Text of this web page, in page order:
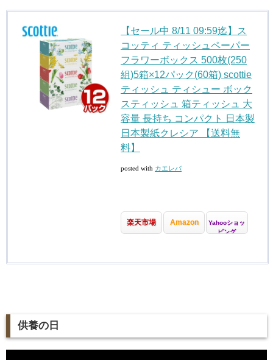
【セール中 8/11 09:59迄】ス
コッティ ティッシュペーパー
フラワーボックス 500枚(250
組)5箱×12パック(60箱) scottie
ティッシュ ティシュー ボック
スティッシュ 箱ティッシュ 大
容量 長持ち コンパクト 日本製
日本製紙クレシア 【送料無
料】
posted with カエレバ
楽天市場 Amazon
Yahooショッ
ピング
供養の日